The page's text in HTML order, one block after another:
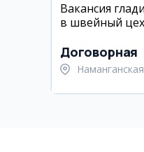
Вакансия
в швейный
Договорная